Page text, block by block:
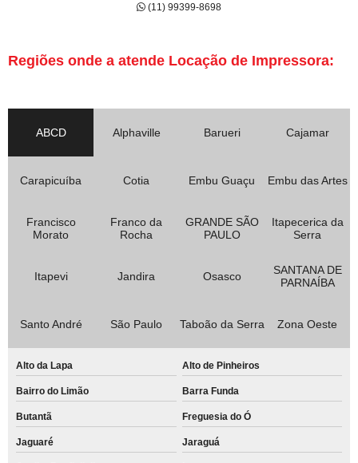
(11) 99399-8698
Regiões onde a atende Locação de Impressora:
ABCD Alphaville Barueri Cajamar
Carapicuíba Cotia Embu Guaçu Embu das Artes
Francisco
Morato
Franco da
Rocha
GRANDE SÃO
PAULO
Itapecerica da
Serra
Itapevi Jandira Osasco
SANTANA DE
PARNAÍBA
Santo André São Paulo Taboão da Serra Zona Oeste
Alto da Lapa Alto de Pinheiros
Bairro do Limão Barra Funda
Butantã Freguesia do Ó
Jaguaré Jaraguá